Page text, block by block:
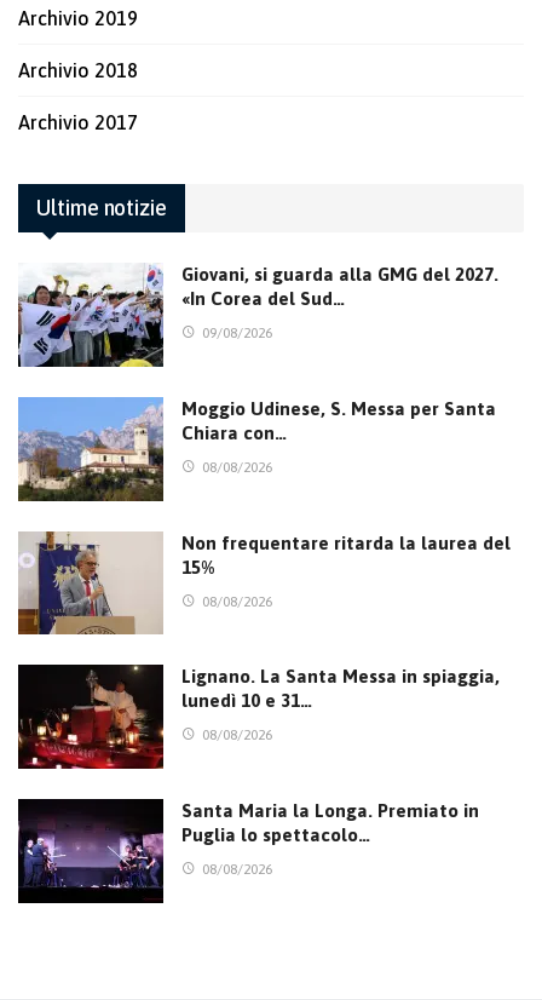
Archivio 2019
Archivio 2018
Archivio 2017
Ultime notizie
Giovani, si guarda alla GMG del 2027.
«In Corea del Sud…
09/08/2026
Moggio Udinese, S. Messa per Santa
Chiara con…
08/08/2026
Non frequentare ritarda la laurea del
15%
08/08/2026
Lignano. La Santa Messa in spiaggia,
lunedì 10 e 31…
08/08/2026
Santa Maria la Longa. Premiato in
Puglia lo spettacolo…
08/08/2026